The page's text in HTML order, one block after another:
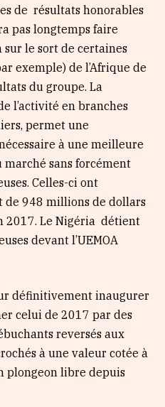
de résultats honorables
pas longtemps faire
sur le sort de certaines
exemple) de l’Afrique de
du groupe. La
l’activité en branches
permet une
à une meilleure
sans forcément
Celles-ci ont
de 948 millions de dollars
2017. Le Nigéria détient
devant l’UEMOA
définitivement inaugurer
celui de 2017 par des
reversés aux
à une valeur cotée à
plongeon libre depuis